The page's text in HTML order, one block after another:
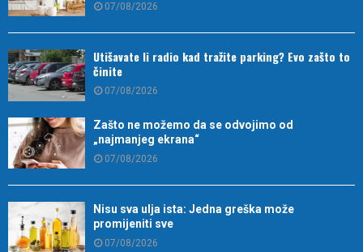
07/08/2026
Utišavate li radio kad tražite parking? Evo zašto to
činite
07/08/2026
Zašto ne možemo da se odvojimo od
„najmanjeg ekrana“
07/08/2026
Nisu sva ulja ista: Jedna greška može
promijeniti sve
07/08/2026